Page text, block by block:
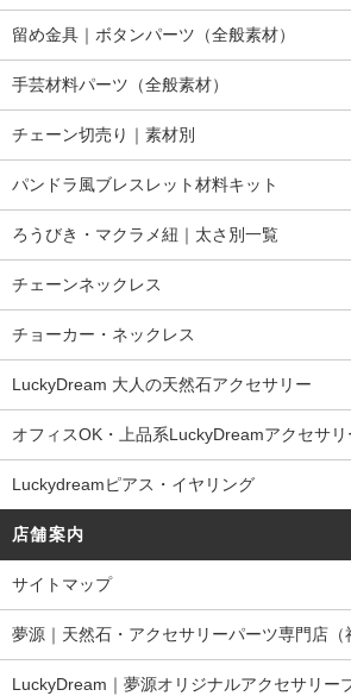
留め金具｜ボタンパーツ（全般素材）
手芸材料パーツ（全般素材）
チェーン切売り｜素材別
パンドラ風ブレスレット材料キット
ろうびき・マクラメ紐｜太さ別一覧
チェーンネックレス
チョーカー・ネックレス
LuckyDream 大人の天然石アクセサリー
オフィスOK・上品系LuckyDreamアクセサリ
Luckydreamピアス・イヤリング
店舗案内
サイトマップ
夢源｜天然石・アクセサリーパーツ専門店（
LuckyDream｜夢源オリジナルアクセサリー